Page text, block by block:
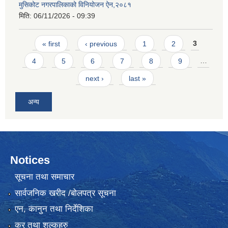
मुसिकोट नगरपालिकाको विनियोजन ऐन,२०८१
मिति: 06/11/2026 - 09:39
Pages
« first ‹ previous 1 2 3
4 5 6 7 8 9 …
next › last »
अन्य
Notices
सूचना तथा समाचार
सार्वजनिक खरीद /बोलपत्र सूचना
एन, कानुन तथा निर्देशिका
कर तथा शुल्कहरु